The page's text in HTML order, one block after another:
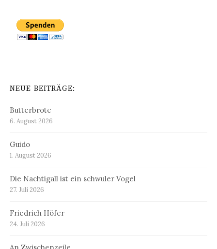
NEUE BEITRÄGE:
Butterbrote
6. August 2026
Guido
1. August 2026
Die Nachtigall ist ein schwuler Vogel
27. Juli 2026
Friedrich Höfer
24. Juli 2026